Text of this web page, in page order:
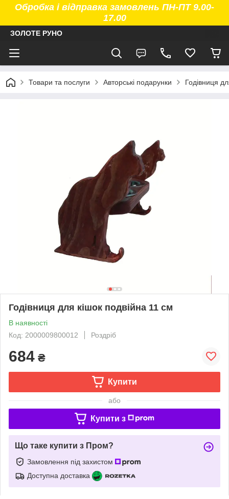
Обробка і відправка замовлень ПН-ПТ 9.00-
17.00
ЗОЛОТЕ РУНО
Товари та послуги Авторські подарунки Годівниця
Годівниця для кішок подвійна 11 см
В наявності
Код: 2000009800012
Роздріб
684 ₴
Купити
або
Купити з
Що таке купити з Пром?
Замовлення під захистом
Доступна доставка